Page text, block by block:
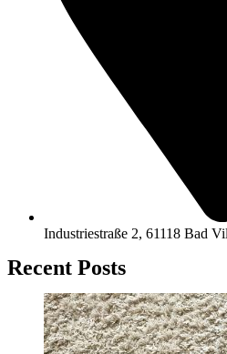
Industriestraße 2, 61118 Bad
Recent Posts